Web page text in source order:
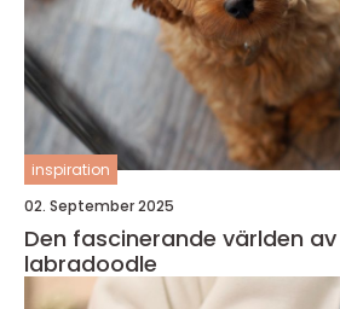
inspiration
02. September 2025
Den fascinerande världen
labradoodle